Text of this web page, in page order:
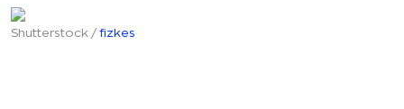
Shutterstock /fizkes